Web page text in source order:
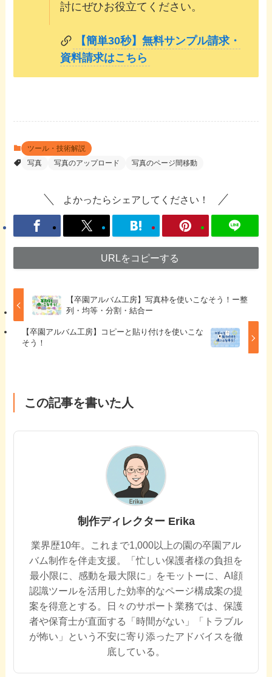
討にぜひお役立てください。
【簡単30秒】無料サンプル請求・
資料請求はこちら
ツール・技術解説
写真
写真のアップロード 写真のページ間移動
よかったらシェアしてください！
URLをコピーする
【卒園アルバム工房】写真枠を使いこなそう！ー整
列・均等・分割・結合ー
【卒園アルバム工房】コピーと貼り付けを使いこな
そう！
この記事を書いた人
制作ディレクター Erika
業界歴10年。これまで1,000以上の園の卒園アル
バム制作を伴走支援。「忙しい保護者様の負担を
最小限に、感動を最大限に」をモットーに、AI顔
認識ツールを活用した効率的なページ構成案の提
案を得意とする。日々のサポート業務では、保護
者や保育士が直面する「時間がない」「トラブル
が怖い」という不安に寄り添ったアドバイスを徹
底している。